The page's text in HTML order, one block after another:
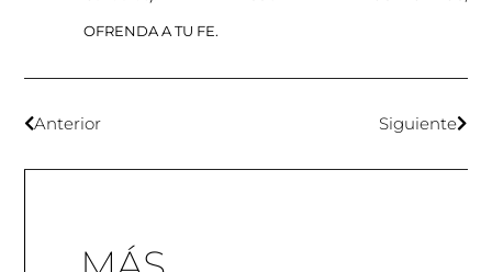
OFRENDA A TU FE.
Anterior Siguiente